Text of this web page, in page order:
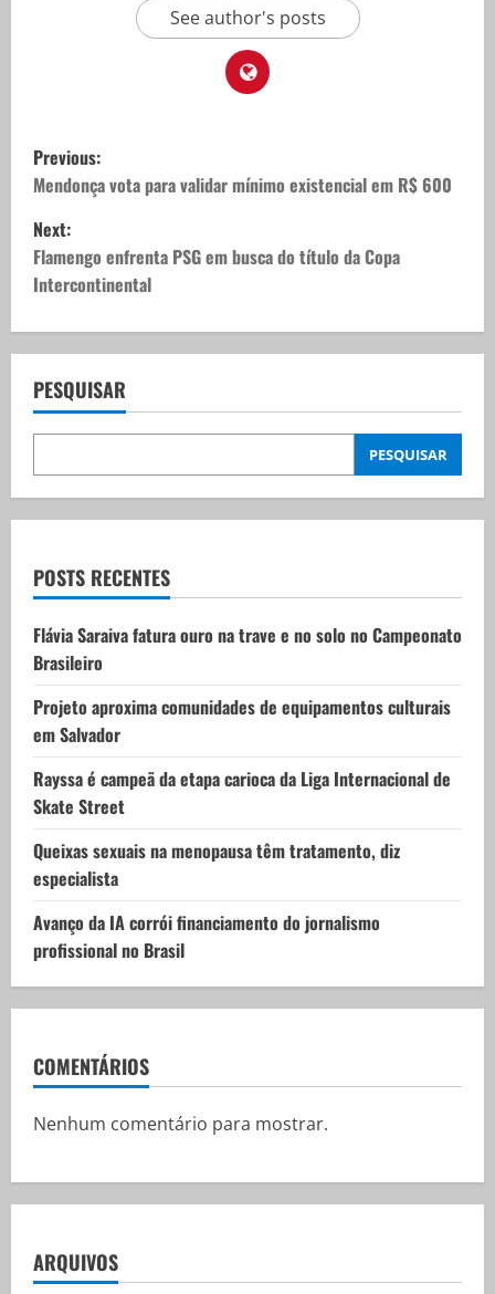
See author's posts
P
o
s
t
n
a
v
i
g
a
t
i
o
n
Previous:
Mendonça vota para validar mínimo existencial em R$ 600
Next:
Flamengo enfrenta PSG em busca do título da Copa
Intercontinental
PESQUISAR
PESQUISAR
POSTS RECENTES
Flávia Saraiva fatura ouro na trave e no solo no Campeonato
Brasileiro
Projeto aproxima comunidades de equipamentos culturais
em Salvador
Rayssa é campeã da etapa carioca da Liga Internacional de
Skate Street
Queixas sexuais na menopausa têm tratamento, diz
especialista
Avanço da IA corrói financiamento do jornalismo
profissional no Brasil
COMENTÁRIOS
Nenhum comentário para mostrar.
ARQUIVOS